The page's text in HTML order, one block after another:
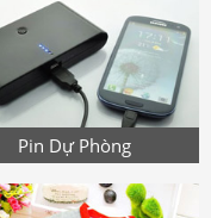
Pin Dự Phòng